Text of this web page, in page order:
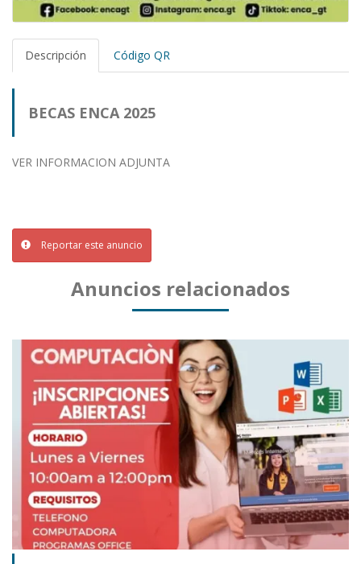
Descripción Código QR
BECAS ENCA 2025
VER INFORMACION ADJUNTA
Reportar este anuncio
Anuncios relacionados